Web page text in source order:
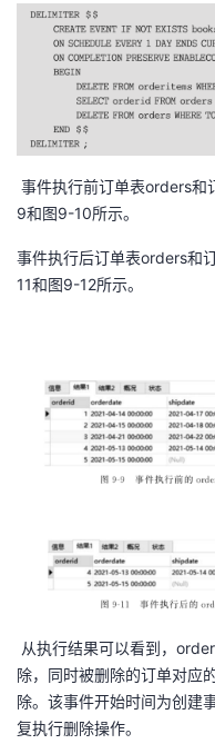
事件执行前订单表orders
9和图9-10所示。
事件执行后订单表orders和
11和图9-12所示。
从执行结果可以看到，
除，同时被删除的订单对应
除。该事件开始时间为创建
复执行删除操作。